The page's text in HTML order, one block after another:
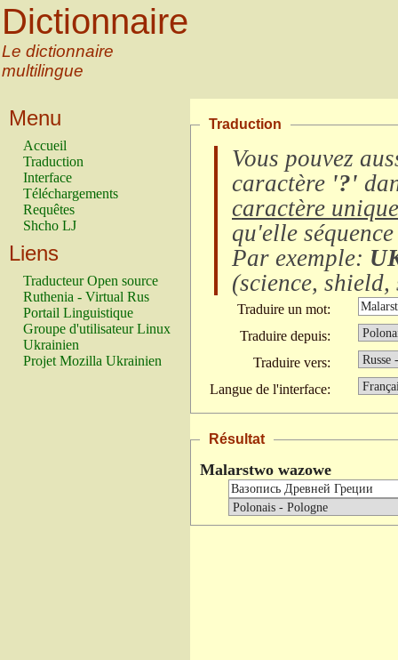
Dictionnaire
Le dictionnaire
multilingue
Menu
Accueil
Traduction
Interface
Téléchargements
Requêtes
Shcho LJ
Liens
Traducteur Open source
Ruthenia - Virtual Rus
Portail Linguistique
Groupe d'utilisateur Linux
Ukrainien
Projet Mozilla Ukrainien
Traduction
Vous pouvez
caractère '?'
caractère unique
qu'elle
Par exemple:
(science, shield,
Traduire un mot:
Traduire depuis:
Traduire vers:
Langue de l'interface:
Résultat
Malarstwo wazowe